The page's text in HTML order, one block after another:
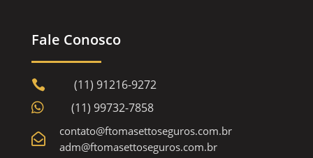
Fale Conosco
 (11) 91216-9272
 (11) 99732-7858

contato@ftomasettoseguros.com.br
adm@ftomasettoseguros.com.br